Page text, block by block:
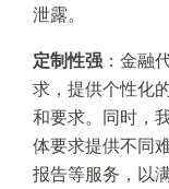
泄露。
定制性强 ：金融
求，提供个性化
和要求。同时，
体要求提供不同
报告等服务，以